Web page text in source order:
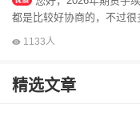
都是比较好协商的，不过
我微信好友，直接安排低
1133人
精选文章